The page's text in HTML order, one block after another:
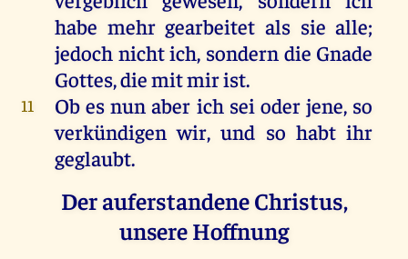
habe mehr gearbeitet als sie alle;
jedoch nichtich, sondern die Gnade
Gottes,diemitmirist.
11 Ob es nun aber ich sei oder jene, so
verkündigen wir,und so habt ihr
geglaubt.
Der auferstandene Christus,
unsere Hoffnung